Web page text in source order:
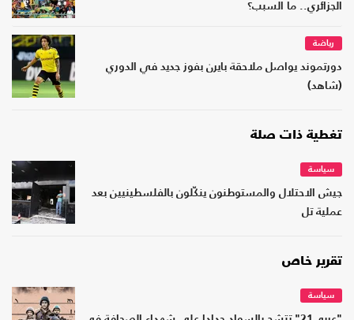
الجزائري.. ما السبب؟
رياضة
دورتموند يواصل ملاحقة بايرن بفوز جديد في الدوري
(شاهد)
تغطية ذات صلة
سياسة
جيش الاحتلال والمستوطنون ينكّلون بالفلسطينيين بعد
عملية تل
تقرير خاص
سياسة